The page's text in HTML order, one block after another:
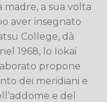
madre, a sua volta
aver insegnato
College, dà
1968, lo Iokai
propone
dei meridiani e
e del